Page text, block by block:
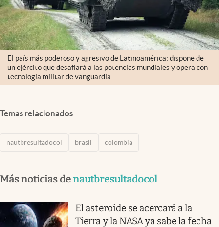
El país más poderoso y agresivo de Latinoamérica: dispone de
un ejército que desafiará a las potencias mundiales y opera con
tecnología militar de vanguardia.
Temas relacionados
nautbresultadocol brasil colombia
Más noticias denautbresultadocol
El asteroide se acercará a la
Tierra y la NASA ya sabe la fecha